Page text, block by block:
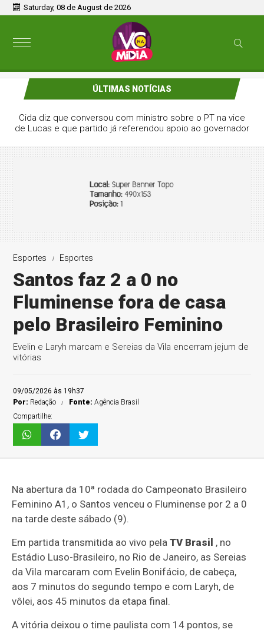
Saturday, 08 de August de 2026
ÚLTIMAS NOTÍCIAS
Cida diz que conversou com ministro sobre o PT na vice
de Lucas e que partido já referendou apoio ao governador
Esportes Esportes
Santos faz 2 a 0 no
Fluminense fora de casa
pelo Brasileiro Feminino
Evelin e Laryh marcam e Sereias da Vila encerram jejum de
vitórias
09/05/2026 às 19h37
Por: Redação Fonte:Agência Brasil
Compartilhe:
Na abertura da 10ª rodada do Campeonato Brasileiro
Feminino A1, o Santos venceu o Fluminense por 2 a 0
na tarde deste sábado (9).
Em partida transmitida ao vivo pelaTV Brasil , no
Estádio Luso-Brasileiro, no Rio de Janeiro, as Sereias
da Vila marcaram com Evelin Bonifácio, de cabeça,
aos 7 minutos do segundo tempo e com Laryh, de
vôlei, aos 45 minutos da etapa final.
A vitória deixou o time paulista com 14 pontos, se